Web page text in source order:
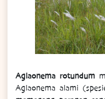
Aglaonema rotundum
Aglaonema alami